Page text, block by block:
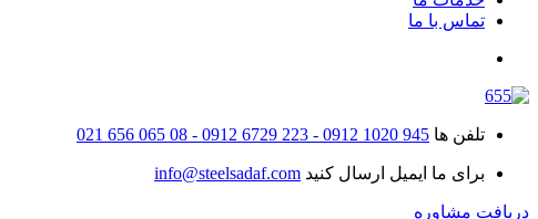
تماس با ما
تلفن ها 945 1020 0912 - 223 6729 0912 - 08 065 656 021
برای ما ایمیل ارسال کنید info@steelsadaf.com
دریافت مشاوره